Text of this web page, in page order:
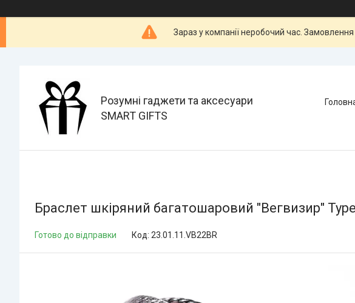
Зараз у компанії неробочий час.
Розумні гаджети та аксесуари
SMART GIFTS
Браслет шкіряний багатошаровий "Вегвизир"
Готово до відправки Код: 23.01.11.VB22BR